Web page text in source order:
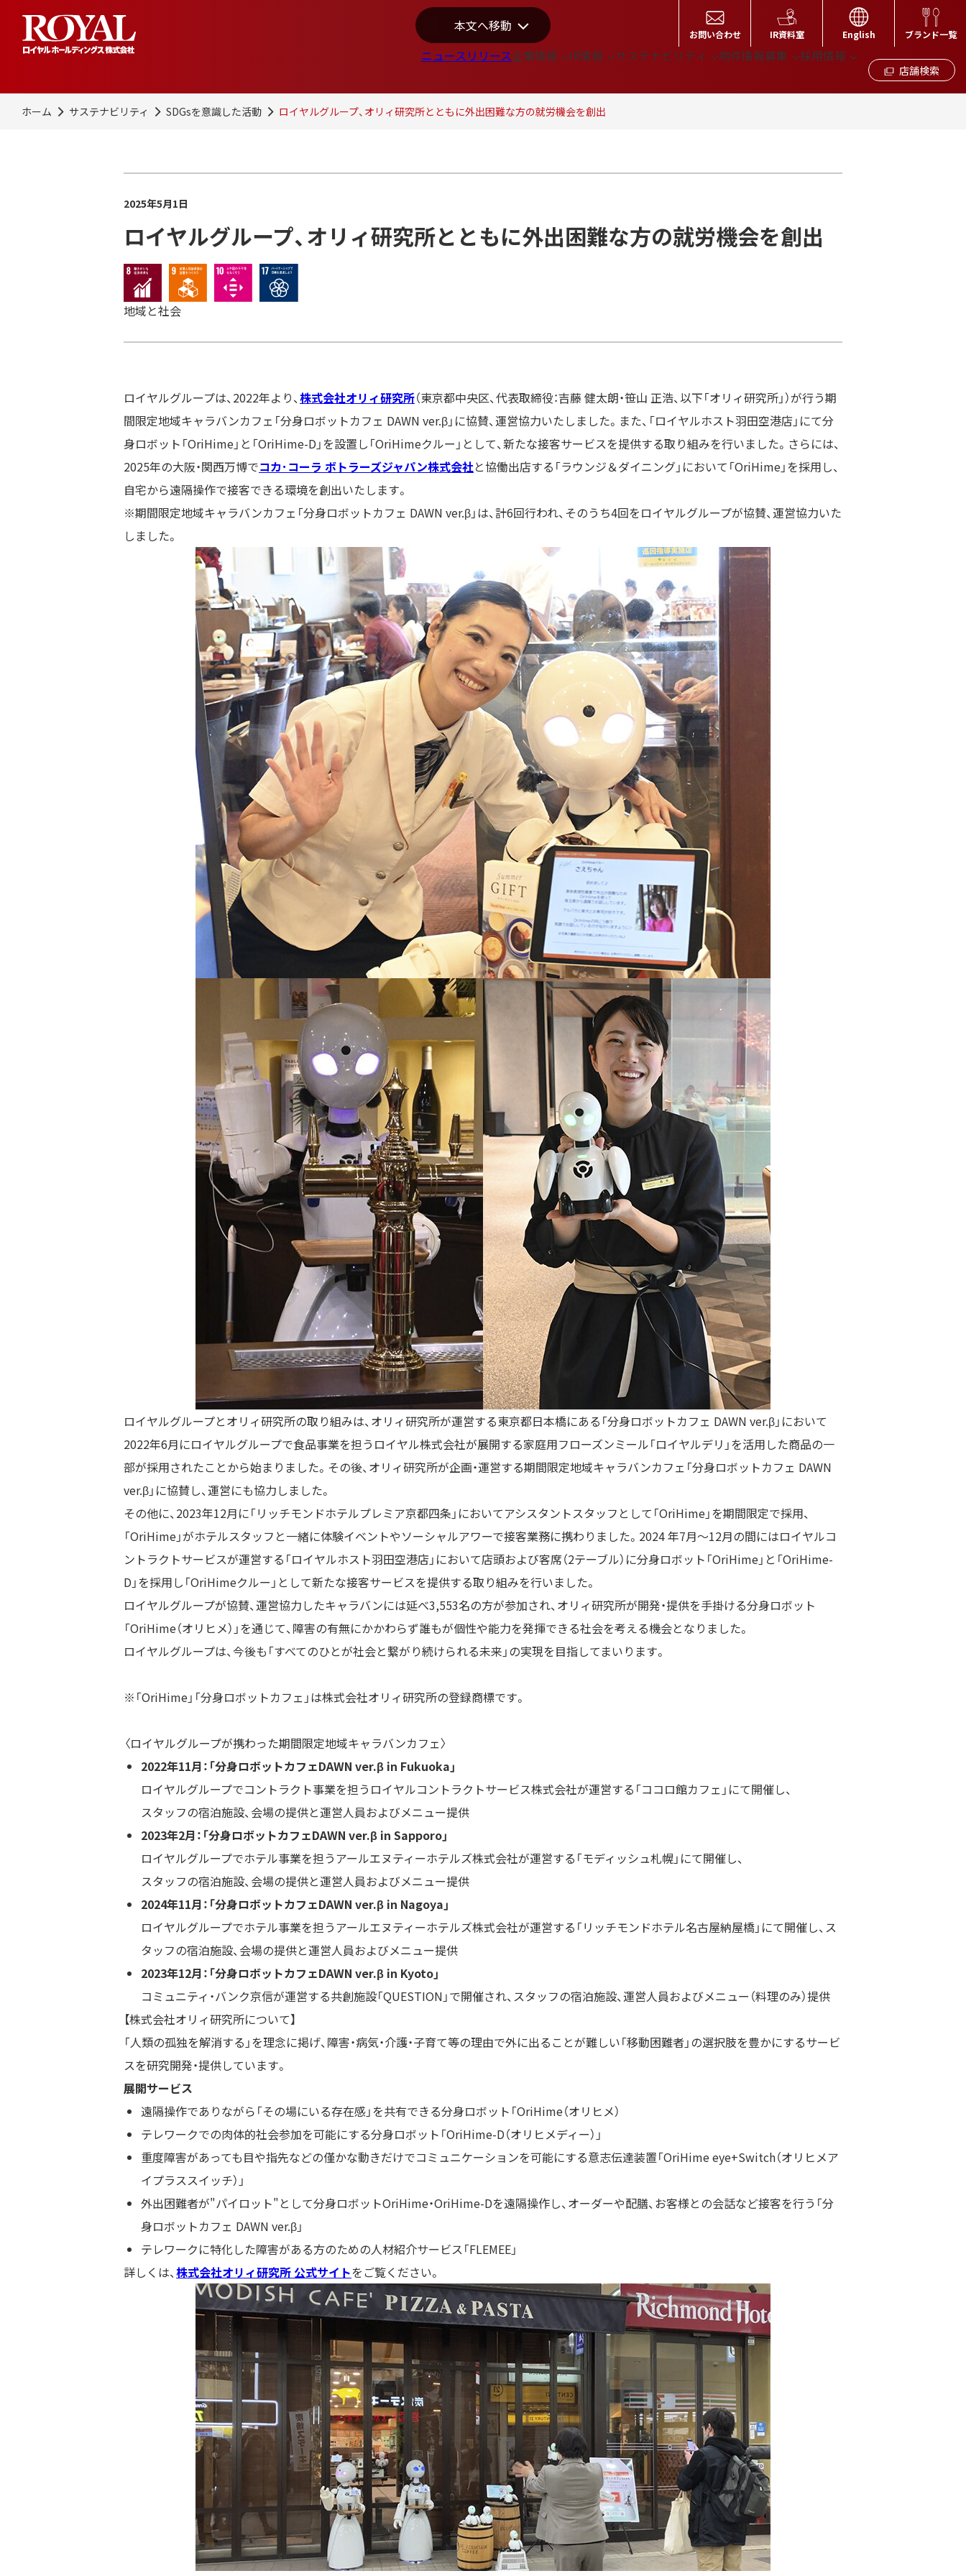
本文へ移動
お問い合わせ IR資料室 English ブランド一覧
ニュースリリース企業情報 IR情報 サステナビリティ 物件情報募集 採用情報
店舗検索
ホーム サステナビリティ SDGsを意識した活動 ロイヤルグループ、オリィ研究所とともに外出困難な方の就労機会を創出
2025年5月1日
ロイヤルグループ、オリィ研究所とともに外出困難な方の就労機会を創出
地域と社会
ロイヤルグループは、 2022年より、株式会社オリィ研究所（東京都中央区、代表取締役：吉藤 健太朗・笹山 正浩、以下「オリィ研究所」）が行う期
間限定地域キャラバンカフェ「分身ロボットカフェ DAWN ver.β」に協賛、運営協力いたしました。また、「ロイヤルホスト羽田空港店」にて分
身ロボット「OriHime」と「OriHime-D 」を設置し「OriHimeクルー」として、新たな接客サービスを提供する取り組みを行いました。さらには、
2025年の大阪・関西万博でコカ･コーラ ボトラーズジャパン株式会社と協働出店する「ラウンジ＆ダイニング」において「OriHime」を採用し、
自宅から遠隔操作で接客できる環境を創出いたします。
※期間限定地域キャラバンカフェ「分身ロボットカフェ DAWN ver.β」は、計6回行われ、そのうち4回をロイヤルグループが協賛、運営協力いた
しました。
ロイヤルグループとオリィ研究所の取り組みは、オリィ研究所が運営する東京都日本橋にある「分身ロボットカフェ DAWN ver.β」において
2022年6月にロイヤルグループで食品事業を担うロイヤル株式会社が展開する家庭用フローズンミール「ロイヤルデリ」を活用した商品の一
部が採用されたことから始まりました。その後、オリィ研究所が企画・運営する期間限定地域キャラバンカフェ「分身ロボットカフェ DAWN
ver.β」に協賛し、運営にも協力しました。
その他に、 2023年12月に「リッチモンドホテルプレミア京都四条」においてアシスタントスタッフとして「OriHime」を期間限定で採用、
「OriHime」がホテルスタッフと一緒に体験イベントやソーシャルアワーで接客業務に携わりました。 2024年7月～12月の間にはロイヤルコ
ントラクトサービスが運営する「ロイヤルホスト羽田空港店」において店頭および客席（2テーブル）に分身ロボット「OriHime」と「OriHime-
D 」を採用し「OriHimeクルー」として新たな接客サービスを提供する取り組みを行いました。
ロイヤルグループが協賛、運営協力したキャラバンには延べ3,553名の方が参加され、オリィ研究所が開発・提供を手掛ける分身ロボット
「OriHime（オリヒメ）」を通じて、障害の有無にかかわらず誰もが個性や能力を発揮できる社会を考える機会となりました。
ロイヤルグループは、今後も「すべてのひとが社会と繋がり続けられる未来」の実現を目指してまいります。
※「OriHime」「分身ロボットカフェ」は株式会社オリィ研究所の登録商標です。
〈ロイヤルグループが携わった期間限定地域キャラバンカフェ〉
2022年11月：「分身ロボットカフェDAWN ver.β in Fukuoka」
ロイヤルグループでコントラクト事業を担うロイヤルコントラクトサービス株式会社が運営する「ココロ館カフェ」にて開催し、
スタッフの宿泊施設、会場の提供と運営人員およびメニュー提供
2023年2月：「分身ロボットカフェDAWN ver.β in Sapporo」
ロイヤルグループでホテル事業を担うアールエヌティーホテルズ株式会社が運営する「モディッシュ札幌」にて開催し、
スタッフの宿泊施設、会場の提供と運営人員およびメニュー提供
2024年11月：「分身ロボットカフェDAWN ver.β in Nagoya」
ロイヤルグループでホテル事業を担うアールエヌティーホテルズ株式会社が運営する「リッチモンドホテル名古屋納屋橋」にて開催し、ス
タッフの宿泊施設、会場の提供と運営人員およびメニュー提供
2023年12月：「分身ロボットカフェDAWN ver.β in Kyoto」
コミュニティ・バンク京信が運営する共創施設「QUESTION 」で開催され、スタッフの宿泊施設、運営人員およびメニュー（料理のみ）提供
【株式会社オリィ研究所について】
「人類の孤独を解消する」を理念に掲げ、障害・病気・介護・子育て等の理由で外に出ることが難しい「移動困難者」の選択肢を豊かにするサービ
スを研究開発・提供しています。
展開サービス
遠隔操作でありながら「その場にいる存在感」を共有できる分身ロボット「OriHime（オリヒメ）
テレワークでの肉体的社会参加を可能にする分身ロボット「OriHime-D（オリヒメディー）」
重度障害があっても目や指先などの僅かな動きだけでコミュニケーションを可能にする意志伝達装置「OriHime eye+Switch（オリヒメア
イプラススイッチ）」
外出困難者が"パイロット"として分身ロボットOriHime・OriHime-Dを遠隔操作し、オーダーや配膳、お客様との会話など接客を行う「分
身ロボットカフェ DAWN ver.β」
テレワークに特化した障害がある方のための人材紹介サービス「FLEMEE」
詳しくは、株式会社オリィ研究所 公式サイトをご覧ください。